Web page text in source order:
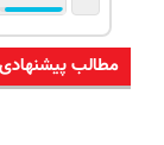
مطالب پیشنهادی